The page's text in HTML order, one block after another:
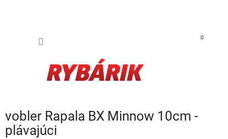
0
vobler Rapala BX Minnow 10cm -
plávajúci